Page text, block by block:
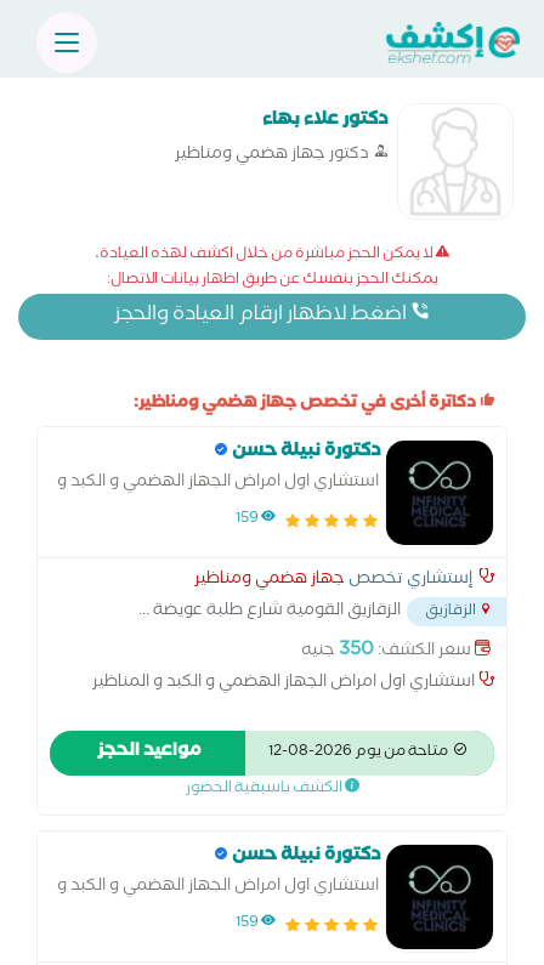
دكتور علاء بهاء
دكتور جهاز هضمي ومناظير
لا يمكن الحجز مباشرة من خلال اكشف لهذه العيادة،
يمكنك الحجز بنفسك عن طريق اظهار بيانات الاتصال:
اضغط لاظهار ارقام العيادة والحجز
دكاترة أخرى في تخصص جهاز هضمي ومناظير:
دكتورة نبيلة حسن
استشاري اول امراض الجهاز الهضمي و الكبد و
المناظير
159
إستشاري تخصص جهاز هضمي ومناظير
الزقازيق الزقازيق القومية شارع طلبة عويضة...
سعر الكشف:350 جنيه
استشاري اول امراض الجهاز الهضمي و الكبد و المناظير
متاحة من يوم 2026-08-12 مواعيد الحجز
الكشف باسبقية الحضور
دكتورة نبيلة حسن
استشاري اول امراض الجهاز الهضمي و الكبد و
المناظير
159